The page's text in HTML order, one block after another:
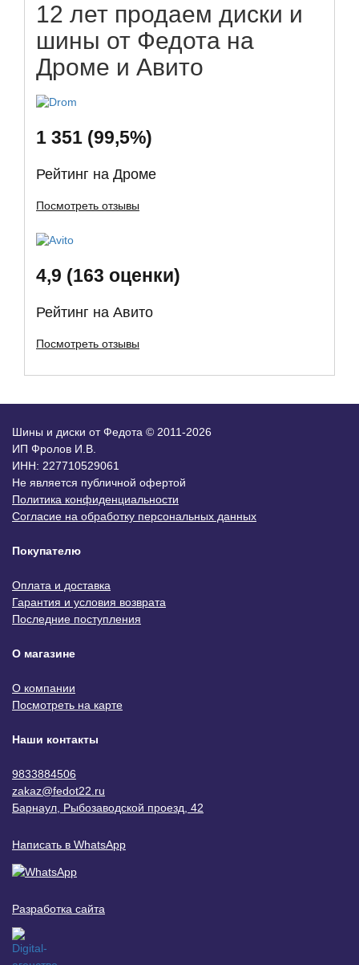
12 лет продаем диски и
шины от Федота на
Дроме и Авито
1 351 (99,5%)
Рейтинг на Дроме
Посмотреть отзывы
4,9 (163 оценки)
Рейтинг на Авито
Посмотреть отзывы
Шины и диски от Федота © 2011-2026
ИП Фролов И.В.
ИНН: 227710529061
Не является публичной офертой
Политика конфиденциальности
Согласие на обработку персональных данных
Покупателю
Оплата и доставка
Гарантия и условия возврата
Последние поступления
О магазине
О компании
Посмотреть на карте
Наши контакты
9833884506
zakaz@fedot22.ru
Барнаул, Рыбозаводской проезд, 42
Написать в WhatsApp
Разработка сайта